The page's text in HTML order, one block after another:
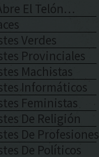
El Telón…
Verdes
Provinciales
Machistas
Informáticos
Feministas
De Religión
De Profesiones
De Políticos